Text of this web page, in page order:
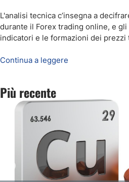
Previsioni Bitcoin
Previsioni Petrolio
Previsioni FTSE MIB
Previsioni Nasdaq 100
Previsioni S&P 500
L'analisi tecnica c’insegna a
durante il Forex trading online, e
indicatori e le formazioni dei prezzi
Continua a leggere
Più recente